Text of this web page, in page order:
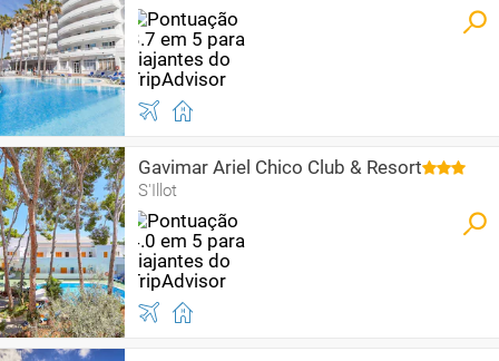
Gavimar Ariel Chico Club & Resort
S'Illot